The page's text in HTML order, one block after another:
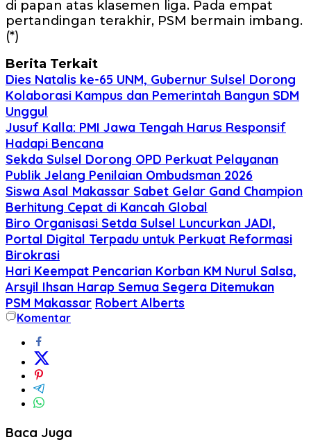
di papan atas klasemen liga. Pada empat
pertandingan terakhir, PSM bermain imbang.
(*)
Berita Terkait
Dies Natalis ke-65 UNM, Gubernur Sulsel Dorong
Kolaborasi Kampus dan Pemerintah Bangun SDM
Unggul
Jusuf Kalla: PMI Jawa Tengah Harus Responsif
Hadapi Bencana
Sekda Sulsel Dorong OPD Perkuat Pelayanan
Publik Jelang Penilaian Ombudsman 2026
Siswa Asal Makassar Sabet Gelar Gand Champion
Berhitung Cepat di Kancah Global
Biro Organisasi Setda Sulsel Luncurkan JADI,
Portal Digital Terpadu untuk Perkuat Reformasi
Birokrasi
Hari Keempat Pencarian Korban KM Nurul Salsa,
Arsyil Ihsan Harap Semua Segera Ditemukan
PSM Makassar Robert Alberts
Komentar
Baca Juga